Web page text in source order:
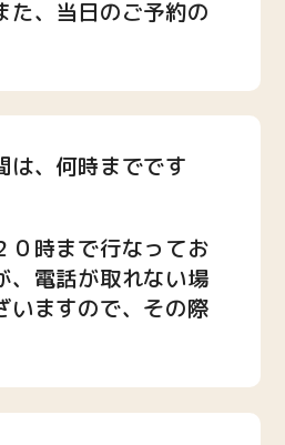
た、当日のご予約の
は、何時までです
０時まで行なってお
、電話が取れない場
いますので、その際